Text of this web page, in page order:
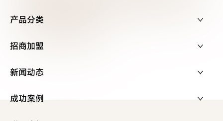
产品分类
招商加盟
新闻动态
成功案例